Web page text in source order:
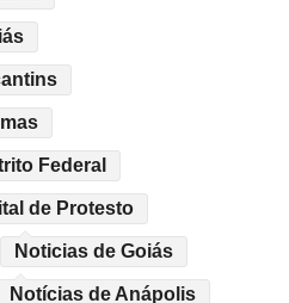
Federal
de Protesto
Noticias de Goiás
Notícias de Anápolis